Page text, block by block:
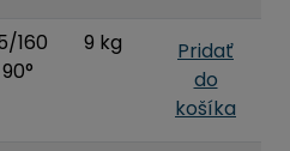
160
9 kg
Pridať
do
košíka